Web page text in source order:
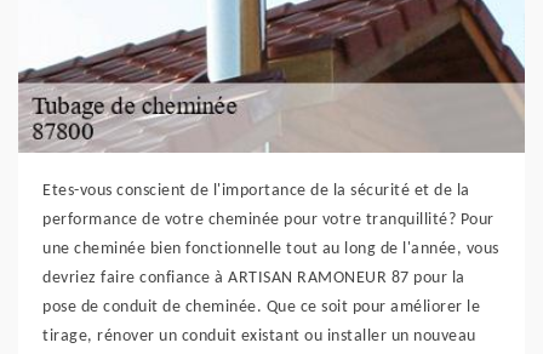
Etes-vous conscient de l'importance de la sécurité et de la
performance de votre cheminée pour votre tranquillité? Pour
une cheminée bien fonctionnelle tout au long de l'année, vous
devriez faire confiance à ARTISAN RAMONEUR 87 pour la
pose de conduit de cheminée. Que ce soit pour améliorer le
tirage, rénover un conduit existant ou installer un nouveau